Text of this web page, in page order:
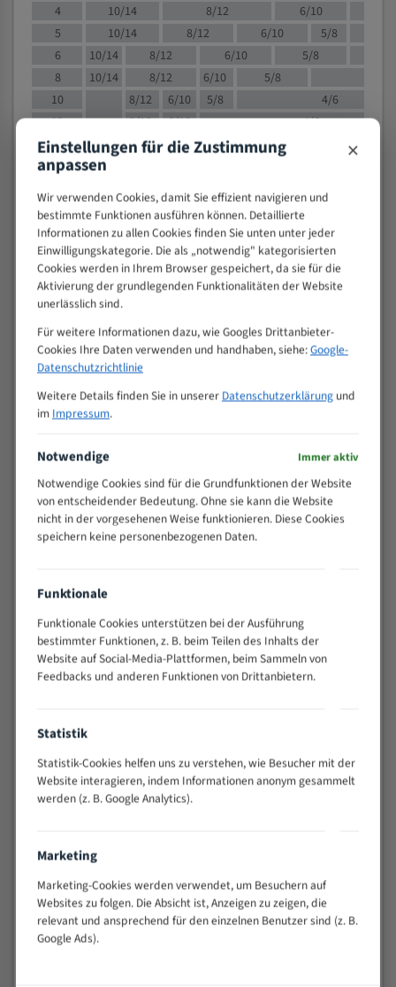
4
10/14 8/12 6/10
5
10/14 8/12 6/10
5/8
6
10/14 8/12 6/10
5/8
8
10/14 8/12 6/10 5/8
10
8/12 6/10 5/8
4/6
12
8/12 6/10
4/6
15
8/12 6/10
4/5
20
4/5
50
80
> 100
VOLLMATERIAL
M (mm)
Zoll (ZpZ))
>
25
10/14
15 - 40
8/12
25 - 50
50 - 120
80 - 180
3/4
130 -
350
2/3
200 -
> 500
0,75/1,25
Vorteile:
Widerstandsfähig gegen Zahnbruch auch bei
wechselnde Verbindungslängen)
Sehr geringe Vibration
Technische Beschreibung:
Positiver Spanwinkel
Bandkörper aus hochlegiertem Federstahl
Legierte HSS-beschichtete Zahnspitzen
Einstellungen für die Zustimmung
anpassen ×
Wir verwenden Cookies, damit Sie effizient navigieren und
bestimmte Funktionen ausführen können. Detaillierte
Informationen zu allen Cookies finden Sie unten unter jeder
Einwilligungskategorie. Die als „notwendig" kategorisierten
Cookies werden in Ihrem Browser gespeichert, da sie für die
Aktivierung der grundlegenden Funktionalitäten der Website
unerlässlich sind.
Für weitere Informationen dazu, wie Googles Drittanbieter-
Cookies Ihre Daten verwenden und handhaben, siehe:Google-
Datenschutzrichtlinie
Weitere Details finden Sie in unserer Datenschutzerklärungund
im Impressum.
Notwendige Immer aktiv
Notwendige Cookies sind für die Grundfunktionen der Website
von entscheidender Bedeutung. Ohne sie kann die Website
nicht in der vorgesehenen Weise funktionieren. Diese Cookies
speichern keine personenbezogenen Daten.
Funktionale
Funktionale Cookies unterstützen bei der Ausführung
bestimmter Funktionen, z. B. beim Teilen des Inhalts der
Website auf Social-Media-Plattformen, beim Sammeln von
Feedbacks und anderen Funktionen von Drittanbietern.
Statistik
Statistik-Cookies helfen uns zu verstehen, wie Besucher mit der
Website interagieren, indem Informationen anonym gesammelt
werden (z. B. Google Analytics).
Marketing
Marketing-Cookies werden verwendet, um Besuchern auf
Websites zu folgen. Die Absicht ist, Anzeigen zu zeigen, die
relevant und ansprechend für den einzelnen Benutzer sind (z. B.
Google Ads).